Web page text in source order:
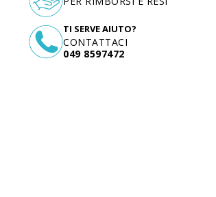
TI SERVE AIUTO?
CONTATTACI
049 8597472